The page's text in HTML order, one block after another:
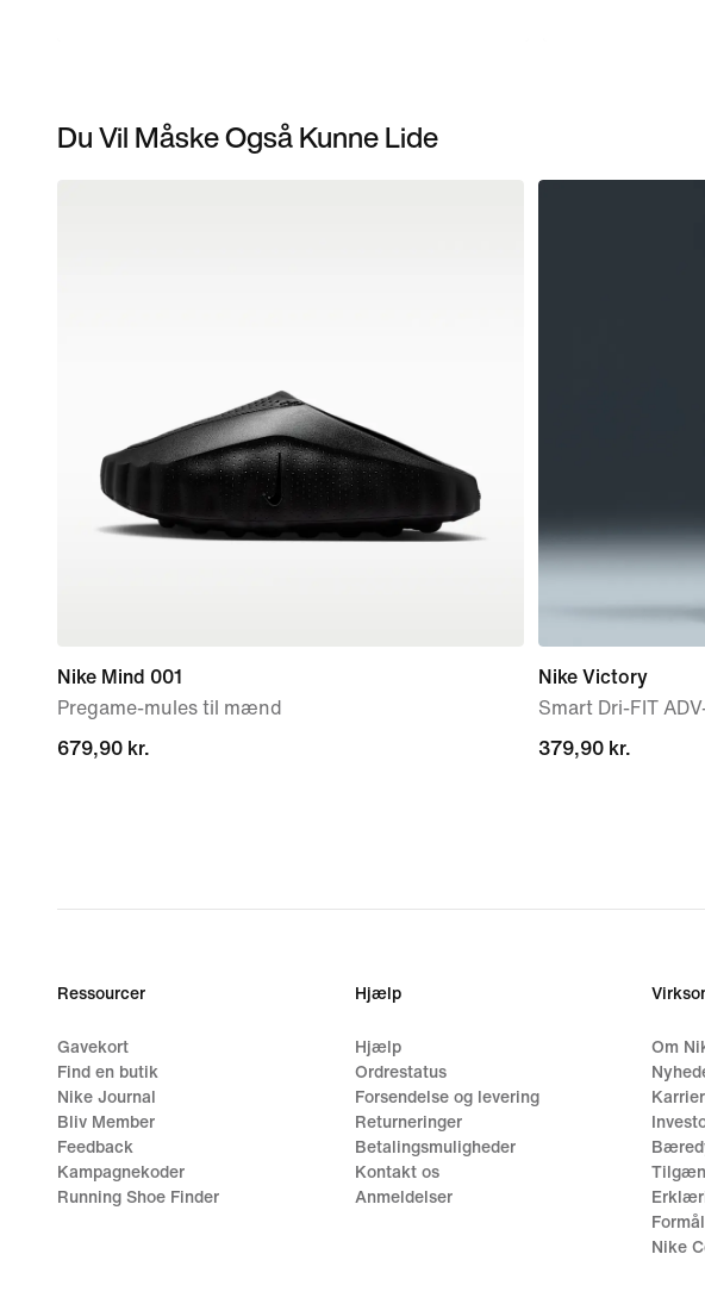
Du Vil Måske Også Kunne Lide
Nike Mind 001
Pregame-mules til mænd
679,90 kr.
679,90 kr.
Nike Victory
Smart Dri-FIT
379,90 kr.
379,90 kr.
Ressourcer
Gavekort
Find en butik
Nike Journal
Bliv Member
Feedback
Kampagnekoder
Running Shoe Finder
Hjælp
Hjælp
Ordrestatus
Forsendelse og levering
Returneringer
Betalingsmuligheder
Kontakt os
Anmeldelser
Om
Formål
Nike